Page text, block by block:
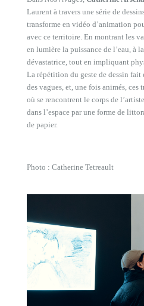
Laurent à travers une série de
transforme en vidéo d’animation
avec ce territoire. En montrant les
en lumière la puissance de l’eau, à
dévastatrice, tout en impliquant
La répétition du geste de dessin fait
des vagues, et, une fois animés, ces
où se rencontrent le corps de
dans l’espace par une forme de
de papier.
Photo : Catherine Tetreault